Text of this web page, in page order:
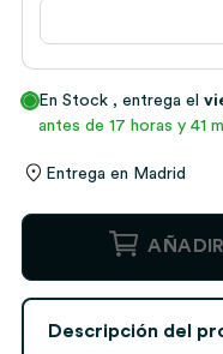
En Stock , entrega el
antes de 17 horas y 41
Entrega en Madrid
Taza
con
personalizado
Descripción del